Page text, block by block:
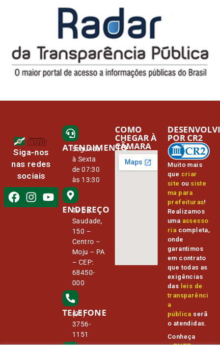
Siga-nos
nas redes
sociais
ATENDIMENTO
Segunda
à Sexta
de 07:30
às 13:30
ENDEREÇO
Tv Da
Saudade,
150 –
Centro –
Moju – PA
– CEP:
68450-
000
TELEFONE
(91)
3756-
1151
COMO
CHEGAR À
CÂMARA
Muito mais
que criar
site ou siste
ma para
prefeituras!
Realizamos
uma assesso
ria completa,
onde
garantimos
em contrato
que todas as
exigências
das leis de
transparênci
a
pública serã
o atendidas.
Conheça
oPNTPe
POR CR2